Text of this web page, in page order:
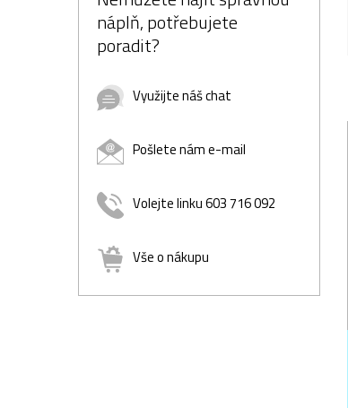
náplň, potřebujete
poradit?
Využijte náš chat
Pošlete nám e-mail
Volejte linku 603 716 092
Vše o nákupu